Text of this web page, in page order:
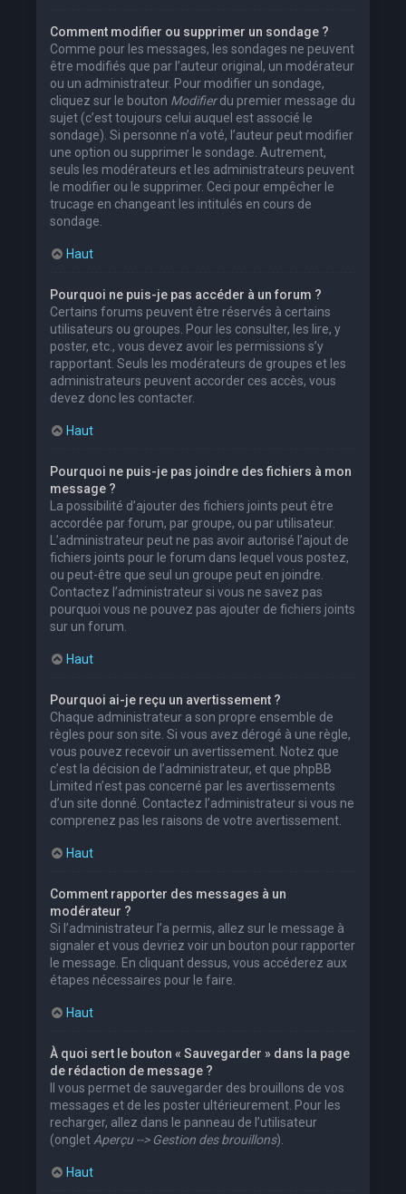
Comment modifier ou supprimer un sondage ?
Comme pour les messages, les sondages ne peuvent
être modifiés que par l’auteur original, un modérateur
ou un administrateur. Pour modifier un sondage,
cliquez sur le bouton Modifierdu premier message du
sujet (c’est toujours celui auquel est associé le
sondage). Si personne n’a voté, l’auteur peut modifier
une option ou supprimer le sondage. Autrement,
seuls les modérateurs et les administrateurs peuvent
le modifier ou le supprimer. Ceci pour empêcher le
trucage en changeant les intitulés en cours de
sondage.
Haut
Pourquoi ne puis-je pas accéder à un forum ?
Certains forums peuvent être réservés à certains
utilisateurs ou groupes. Pour les consulter, les lire, y
poster, etc., vous devez avoir les permissions s’y
rapportant. Seuls les modérateurs de groupes et les
administrateurs peuvent accorder ces accès, vous
devez donc les contacter.
Haut
Pourquoi ne puis-je pas joindre des fichiers à mon
message ?
La possibilité d’ajouter des fichiers joints peut être
accordée par forum, par groupe, ou par utilisateur.
L’administrateur peut ne pas avoir autorisé l’ajout de
fichiers joints pour le forum dans lequel vous postez,
ou peut-être que seul un groupe peut en joindre.
Contactez l’administrateur si vous ne savez pas
pourquoi vous ne pouvez pas ajouter de fichiers joints
sur un forum.
Haut
Pourquoi ai-je reçu un avertissement ?
Chaque administrateur a son propre ensemble de
règles pour son site. Si vous avez dérogé à une règle,
vous pouvez recevoir un avertissement. Notez que
c’est la décision de l’administrateur, et que phpBB
Limited n’est pas concerné par les avertissements
d’un site donné. Contactez l’administrateur si vous ne
comprenez pas les raisons de votre avertissement.
Haut
Comment rapporter des messages à un
modérateur ?
Si l’administrateur l’a permis, allez sur le message à
signaler et vous devriez voir un bouton pour rapporter
le message. En cliquant dessus, vous accéderez aux
étapes nécessaires pour le faire.
Haut
À quoi sert le bouton « Sauvegarder » dans la page
de rédaction de message ?
Il vous permet de sauvegarder des brouillons de vos
messages et de les poster ultérieurement. Pour les
recharger, allez dans le panneau de l’utilisateur
(onglet Aperçu --> Gestion des brouillons).
Haut